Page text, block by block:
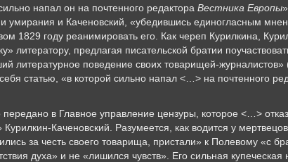
напал он на почтенного редактора Вестника Европы
умирания и Каченовский, «убедившись единогласным
1829 году реанимировать его. Как череп Курилкина,
литератору, предлагая писательской братии
литературное поведение своих товарищей-
статью, «в которой сильно напал <…> на почтенного
в Главное управление цензуры, которое <…>
Каченовский. Разумеется, как водится у
за честь своего товарища, пристали» к Полевому «с
духа» и не «лишился чувств». Его сильная купеческая